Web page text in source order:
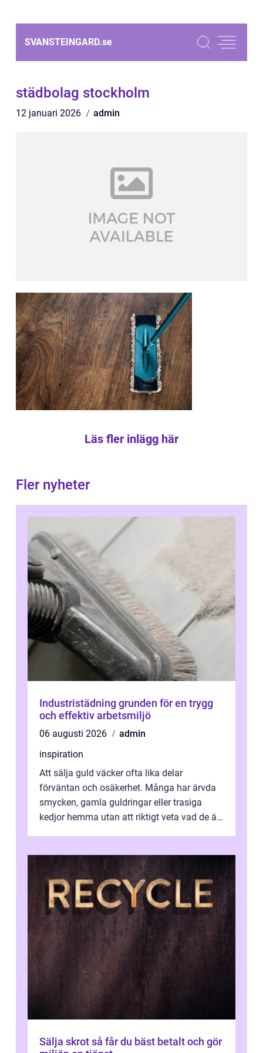
SVANSTEINGARD.se
städbolag stockholm
12 januari 2026 admin
Läs fler inlägg här
Fler nyheter
Industristädning grunden för en trygg
och effektiv arbetsmiljö
06 augusti 2026
admin
inspiration
Att sälja guld väcker ofta lika delar
förväntan och osäkerhet. Många har ärvda
smycken, gamla guldringar eller trasiga
kedjor hemma utan att riktigt veta vad de är
Sälja skrot så får du bäst betalt och gör